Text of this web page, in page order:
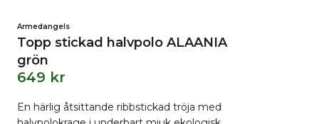
Armedangels
Topp stickad halvpolo ALAANIA
grön
649 kr
En härlig åtsittande ribbstickad tröja med